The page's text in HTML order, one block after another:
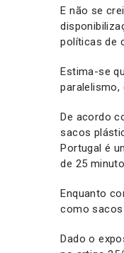
E não se
políticas de
Estima-se
paralelismo,
De acordo
sacos
Portugal é
de 25
Enquanto
como sacos
Dado o